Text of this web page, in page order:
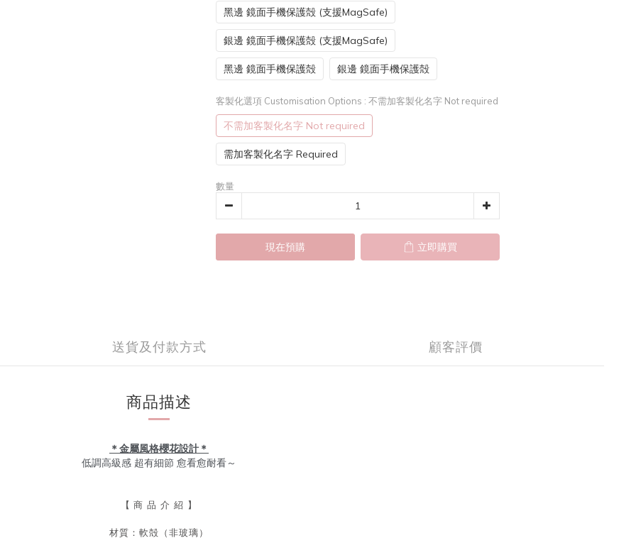
黑邊 鏡面手機保護殻 (支援MagSafe)
銀邊 鏡面手機保護殻 (支援MagSafe)
黑邊 鏡面手機保護殻 銀邊 鏡面手機保護殻
客製化選項 Customisation Options : 不需加客製化名字 Not required
不需加客製化名字 Not required
需加客製化名字 Required
數量
現在預購 立即購買
送貨及付款方式 顧客評價
商品描述
＊金屬風格櫻花設計＊
低調高級感 超有細節 愈看愈耐看～
【 商 品 介 紹 】
材質：軟殻（非玻璃）